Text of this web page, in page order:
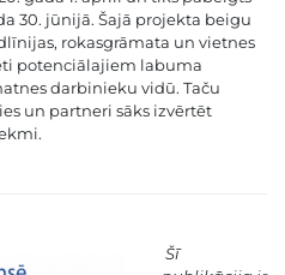
30. jūnijā. Šajā projekta beigu
rokasgrāmata un vietnes
potenciālajiem labuma
darbinieku vidū. Taču
un partneri sāks izvērtēt
Šī